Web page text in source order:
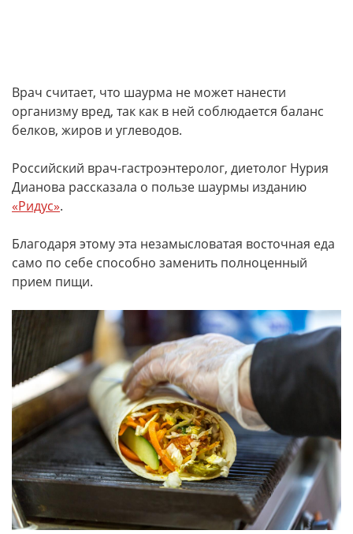
Врач считает, что шаурма не может нанести
организму вред, так как в ней соблюдается баланс
белков, жиров и углеводов.
Российский врач-гастроэнтеролог, диетолог Нурия
Дианова рассказала о пользе шаурмы изданию
«Ридус».
Благодаря этому эта незамысловатая восточная еда
само по себе способно заменить полноценный
прием пищи.